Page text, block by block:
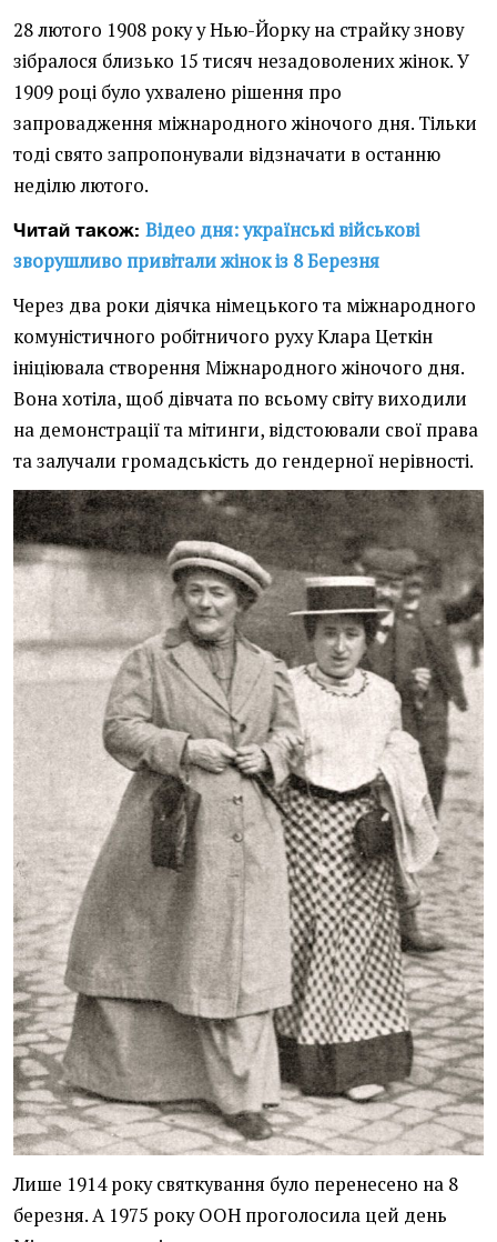
28 лютого 1908 року у Нью-Йорку на страйку знову
зібралося близько 15 тисяч незадоволених жінок. У
1909 році було ухвалено рішення про
запровадження міжнародного жіночого дня. Тільки
тоді свято запропонували відзначати в останню
неділю лютого.
Читай також: Відео дня: українські військові
зворушливо привітали жінок із 8 Березня
Через два роки діячка німецького та міжнародного
комуністичного робітничого руху Клара Цеткін
ініціювала створення Міжнародного жіночого дня.
Вона хотіла, щоб дівчата по всьому світу виходили
на демонстрації та мітинги, відстоювали свої права
та залучали громадськість до гендерної нерівності.
Лише 1914 року святкування було перенесено на 8
березня. А 1975 року ООН проголосила цей день